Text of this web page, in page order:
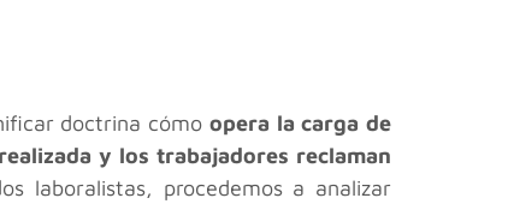
doctrina cómo opera la carga de
y los trabajadores reclaman
laboralistas, procedemos a analizar